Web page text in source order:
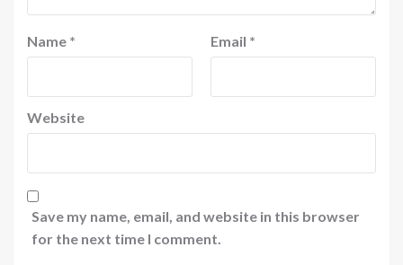
Name * Email *
Website
Save my name, email, and website in this browser
for the next time I comment.